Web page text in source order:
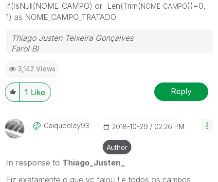
If(IsNull(NOME_CAMPO) or Len(Trim(NOME_CAMPO))=0,
1) as NOME_CAMPO_TRATADO
Thiago Justen Teixeira Gonçalves
Farol BI
Skype: justen.thiago
3,142 Views
1 Like Reply
Caiqueeloy93 ‎2018-10-29 02:26 PM
Author
In response to Thiago_Justen_
Fiz exatamente o que vc falou ! e todos os campos